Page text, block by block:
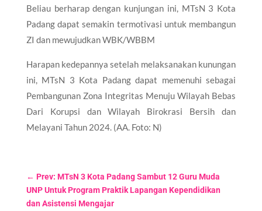
Beliau berharap dengan kunjungan ini, MTsN 3 Kota
Padang dapat semakin termotivasi untuk membangun
ZI dan mewujudkan WBK/WBBM
Harapan kedepannya setelah melaksanakan kunungan
ini, MTsN 3 Kota Padang dapat memenuhi sebagai
Pembangunan Zona Integritas Menuju Wilayah Bebas
Dari Korupsi dan Wilayah Birokrasi Bersih dan
Melayani Tahun 2024. (AA. Foto: N)
← Prev: MTsN 3 Kota Padang Sambut 12 Guru Muda
UNP Untuk Program Praktik Lapangan Kependidikan
dan Asistensi Mengajar